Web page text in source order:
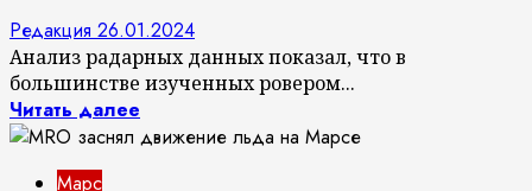
Редакция 26.01.2024
Анализ радарных данных показал, что в
большинстве изученных ровером...
Читать далее
Марс